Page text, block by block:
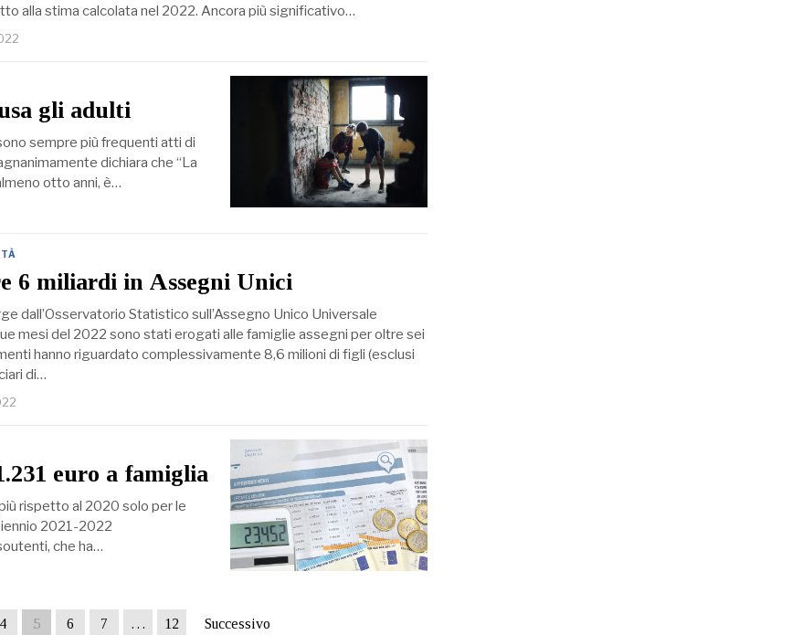
alla stima calcolata nel 2022. Ancora più significativo…
gli adulti
sempre più frequenti atti di
dichiara che “La
otto anni, è…
6 miliardi in Assegni Unici
dall’Osservatorio Statistico sull’Assegno Unico Universale
mesi del 2022 sono stati erogati alle famiglie assegni per oltre sei
hanno riguardato complessivamente 8,6 milioni di figli (esclusi
di…
euro a famiglia
rispetto al 2020 solo per le
2021-2022
che ha…
4 5 6 7 … 12 Successivo